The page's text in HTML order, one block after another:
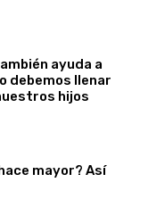
ayuda a
debemos llenar
hijos
mayor? Así